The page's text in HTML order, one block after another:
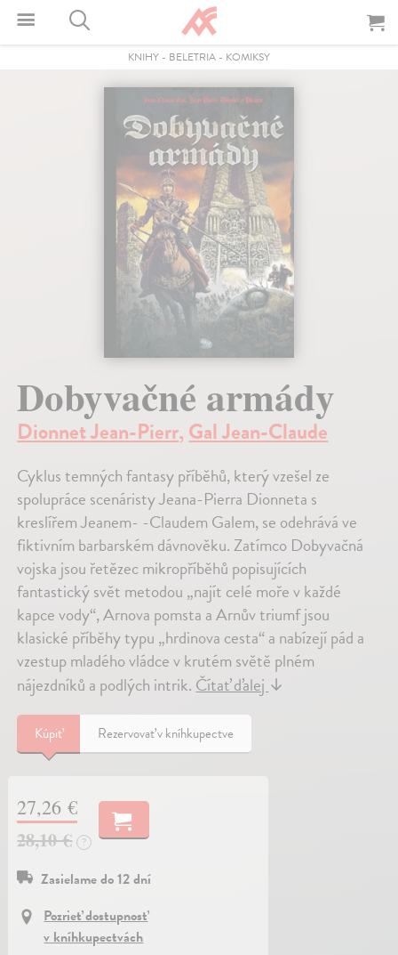
KNIHY - BELETRIA - KOMIKSY
Dobyvačné armády
Dionnet Jean-Pierr,Gal Jean-Claude
Cyklus temných fantasy příběhů, který vzešel ze
spolupráce scenáristy Jeana-Pierra Dionneta s
kreslířem Jeanem- -Claudem Galem, se odehrává ve
fiktivním barbarském dávnověku. Zatímco Dobyvačná
vojska jsou řetězec mikropříběhů popisujících
fantastický svět metodou „najít celé moře v každé
kapce vody“, Arnova pomsta a Arnův triumf jsou
klasické příběhy typu „hrdinova cesta“ a nabízejí pád a
vzestup mladého vládce v krutém světě plném
nájezdníků a podlých intrik. Čítať ďalej ↓
Kúpiť Rezervovať v kníhkupectve
27,26 €
28,10 €
?
Zasielame do 12 dní
Pozrieť dostupnosť
v kníhkupectvách